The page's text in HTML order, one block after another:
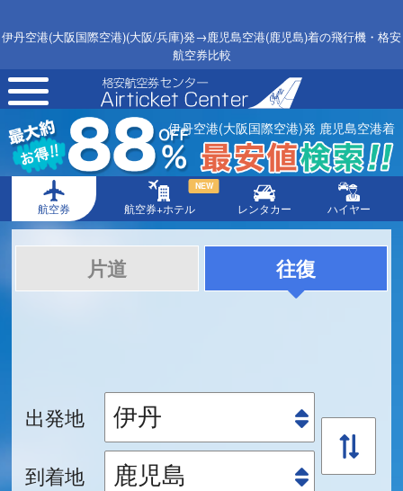
伊丹空港(大阪国際空港)(大阪/兵庫)発→鹿児島空港(鹿児島)着の飛行機・格安
航空券比較
toggle
navigation
伊丹空港(大阪国際空港)発 鹿児島空港着
航空券 航空券+ホテル
NEW
レンタカー ハイヤー
片道 往復
出発地
到着地